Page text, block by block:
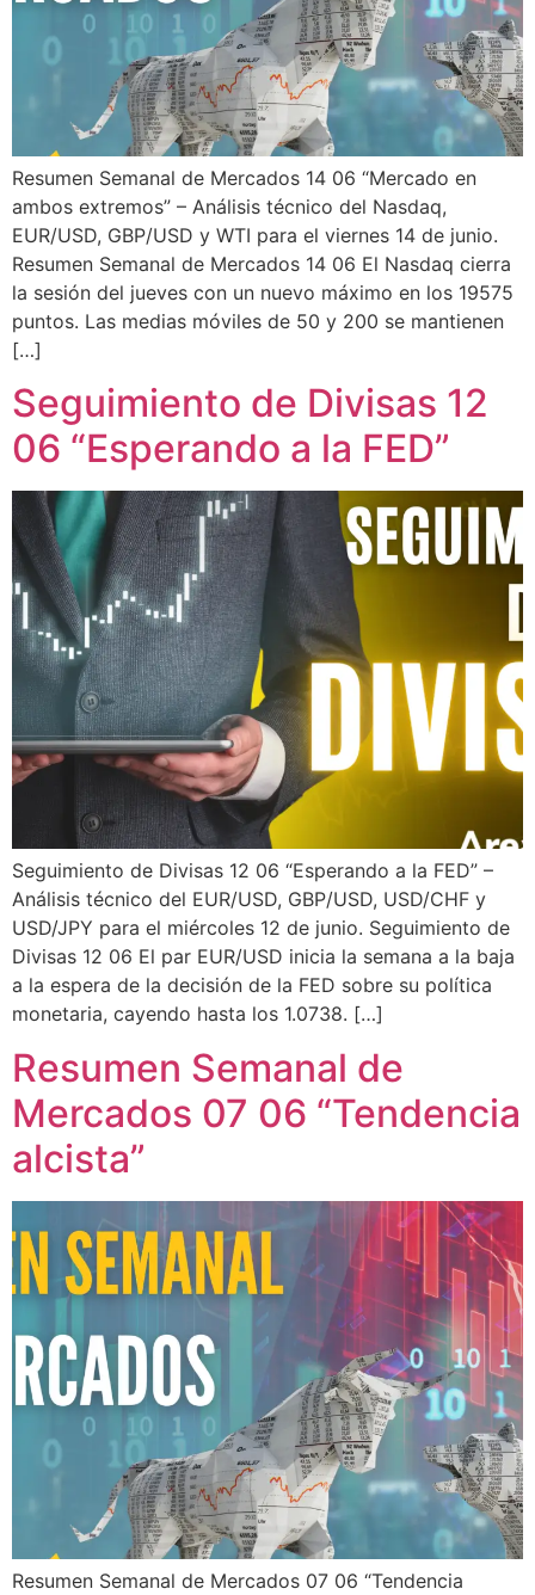
Resumen Semanal de Mercados 14 06 “Mercado en
ambos extremos” – Análisis técnico del Nasdaq,
EUR/USD, GBP/USD y WTI para el viernes 14 de junio.
Resumen Semanal de Mercados 14 06 El Nasdaq cierra
la sesión del jueves con un nuevo máximo en los 19575
puntos. Las medias móviles de 50 y 200 se mantienen
[…]
Seguimiento de Divisas 12
06 “Esperando a la FED”
Seguimiento de Divisas 12 06 “Esperando a la FED” –
Análisis técnico del EUR/USD, GBP/USD, USD/CHF y
USD/JPY para el miércoles 12 de junio. Seguimiento de
Divisas 12 06 El par EUR/USD inicia la semana a la baja
a la espera de la decisión de la FED sobre su política
monetaria, cayendo hasta los 1.0738. […]
Resumen Semanal de
Mercados 07 06 “Tendencia
alcista”
Resumen Semanal de Mercados 07 06 “Tendencia